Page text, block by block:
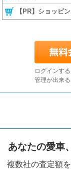
【PR】ショッピ
ログインす
管理が出来
あなたの愛車
複数社の査定額